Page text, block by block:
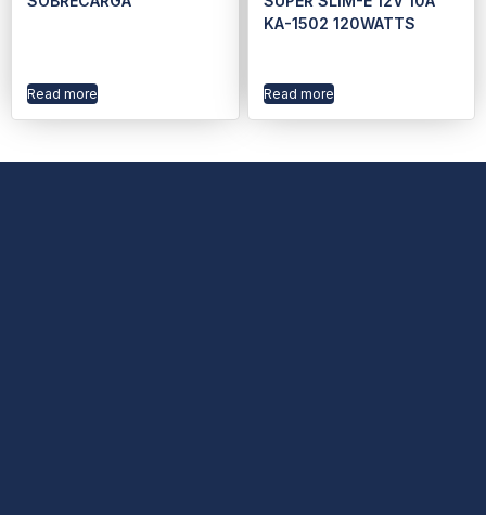
Read more
KA-1502 120WATTS
Read more